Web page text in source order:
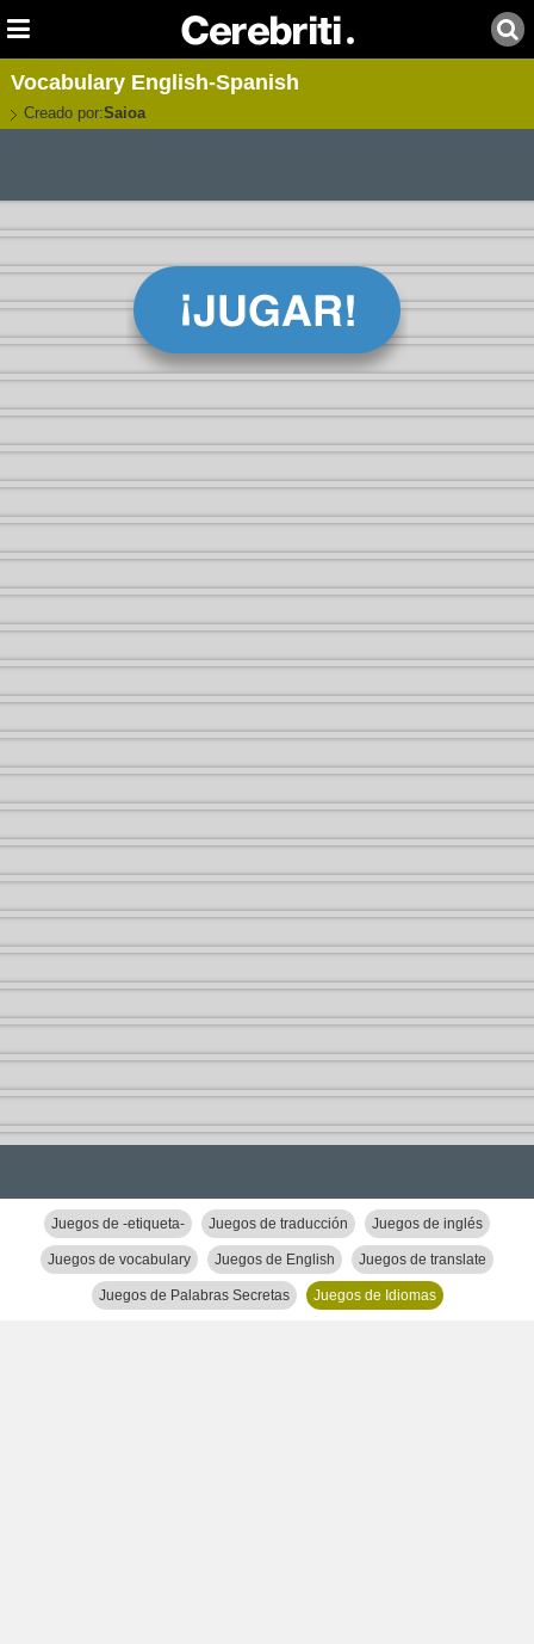
Vocabulary English-Spanish
Creado por:Saioa
Juegos de -etiqueta- Juegos de traducción Juegos de inglés
Juegos de vocabulary Juegos de English Juegos de translate
Juegos de Palabras Secretas Juegos de Idiomas